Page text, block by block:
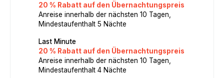
20 % Rabatt auf den Übernachtungspreis
Anreise innerhalb der nächsten 10 Tagen,
Mindestaufenthalt 5 Nächte
Last Minute
20 % Rabatt auf den Übernachtungspreis
Anreise innerhalb der nächsten 10 Tagen,
Mindestaufenthalt 4 Nächte